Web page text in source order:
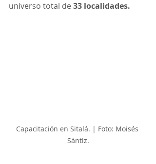
universo total de 33 localidades.
Capacitación en Sitalá. | Foto: Moisés
Sántiz.